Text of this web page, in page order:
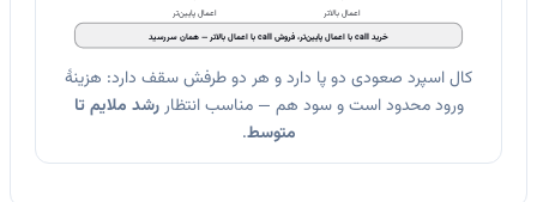
اعمال پایین‌تر اعمال بالاتر
خرید call با اعمال پایین‌تر، فروش call با اعمال بالاتر — همان سررسید
کال اسپرد صعودی دو پا دارد و هر دو طرفش سقف دارد: هزینهٔ
ورود محدود است و سود هم — مناسب انتظاررشد ملایم تا
متوسط.